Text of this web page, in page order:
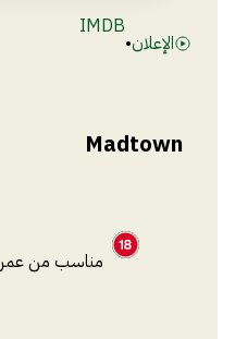
الإعلان•
IMDB
Madtown
مناسب من عمر 18 سنة فما فوق.